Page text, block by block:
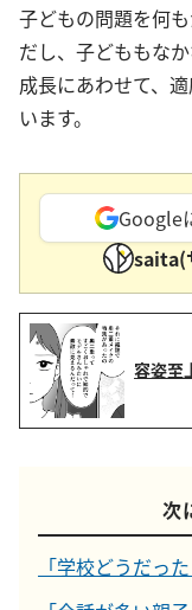
子どもの問題を何
だし、子どももな
成長にあわせて、
います。
Google
saita(
容姿至
次
「学校どうだっ